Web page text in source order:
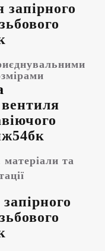
запірного
вентиля
та